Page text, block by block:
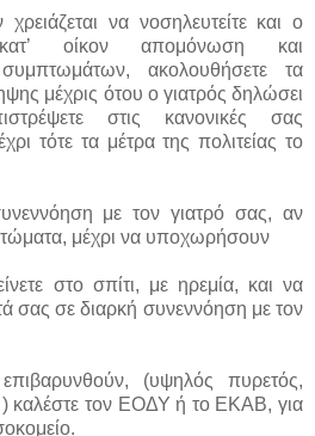
να νοσηλευτείτε και ο
οίκον απομόνωση και
ακολουθήσετε τα
μέχρις ότου ο γιατρός δηλώσει
στις κανονικές σας
τότε τα μέτρα της πολιτείας το
με τον γιατρό σας, αν
μέχρι να υποχωρήσουν
στο σπίτι, με ηρεμία, και να
σας σε διαρκή συνεννόηση με τον
(υψηλός πυρετός,
καλέστε τον ΕΟΔΥ ή το ΕΚΑΒ, για